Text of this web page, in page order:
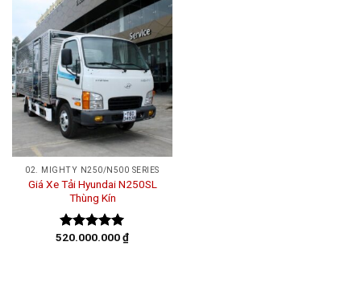
02. MIGHTY N250/N500 SERIES
Giá Xe Tải Hyundai N250SL
Thùng Kín
Được xếp
520.000.000₫